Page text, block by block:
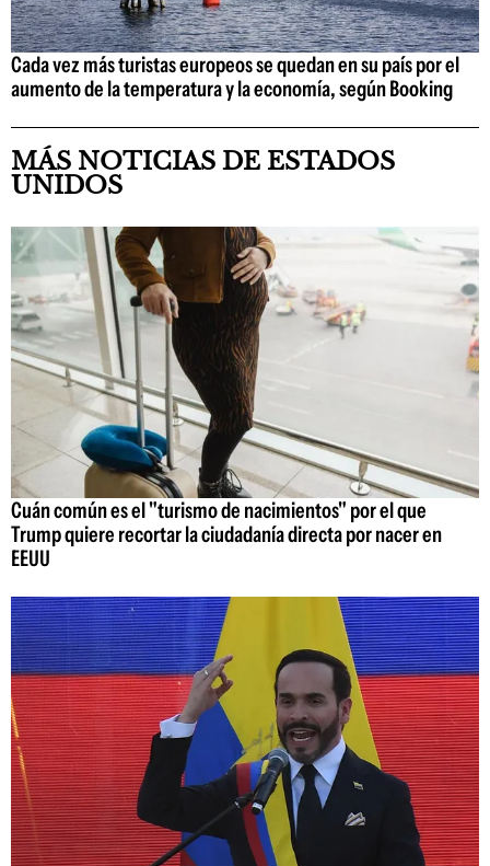
Cada vez más turistas europeos se quedan en su país por el
aumento de la temperatura y la economía, según Booking
MÁS NOTICIAS DE ESTADOS
UNIDOS
Cuán común es el "turismo de nacimientos" por el que
Trump quiere recortar la ciudadanía directa por nacer en
EEUU